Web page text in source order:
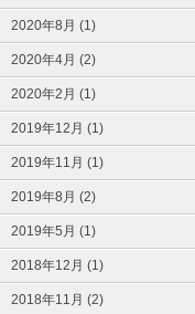
2020年8月 (1)
2020年4月 (2)
2020年2月 (1)
2019年12月 (1)
2019年11月 (1)
2019年8月 (2)
2019年5月 (1)
2018年12月 (1)
2018年11月 (2)